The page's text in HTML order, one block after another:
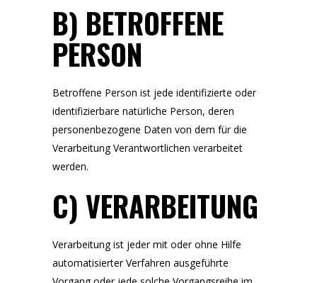
B) BETROFFENE
PERSON
Betroffene Person ist jede identifizierte oder
identifizierbare natürliche Person, deren
personenbezogene Daten von dem für die
Verarbeitung Verantwortlichen verarbeitet
werden.
C) VERARBEITUNG
Verarbeitung ist jeder mit oder ohne Hilfe
automatisierter Verfahren ausgeführte